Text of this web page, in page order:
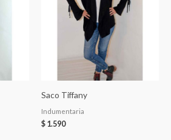
Saco Tiffany
Indumentaria
$ 1.590